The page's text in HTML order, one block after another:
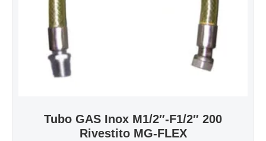
Tubo GAS Inox M1/2″-F1/2″ 200
Rivestito MG-FLEX